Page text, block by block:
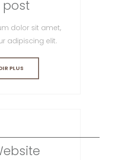
post
dolor sit amet,
adipiscing elit.
PLUS